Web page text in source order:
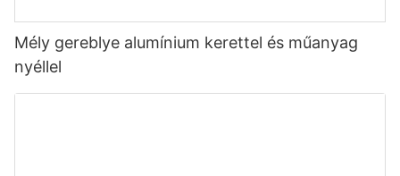
Mély gereblye alumínium kerettel és műanyag
nyéllel